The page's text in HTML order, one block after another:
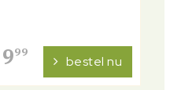
999
bestel nu